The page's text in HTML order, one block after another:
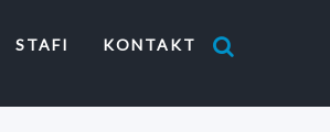
STAFI KONTAKT